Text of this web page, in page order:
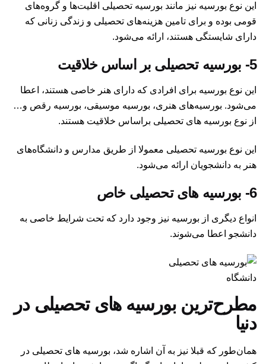
این نوع بورسیه نیز مانند بورسیه تحصیلی اقلیت‌ها و گروه‌های
قومی بوده و برای تامین هزینه‌های تحصیلی و زندگی زنانی که
دارای شایستگی هستند، ارائه می‌شود.
5- بورسیه تحصیلی بر اساس خلاقیت
این نوع بورسیه برای افرادی که دارای هنر خاصی هستند، اعطا
می‌شود. بورسیه‌های هنری، بورسیه موسیقی، بورسیه رقص و…
از نوع بورسیه های تحصیلی براساس خلاقیت هستند.
این نوع بورسیه تحصیلی معمولا از طریق مدارس و دانشگاه‌های
هنر به دانشجویان ارائه می‌شود.
6- بورسیه های تحصیلی خاص
انواع دیگری از بورسیه نیز وجود دارد که تحت شرایط خاصی به
دانشجو اعطا می‌شوند.
دانشگاه
مطرح‌ترین بورسیه های تحصیلی در
دنیا
همان‌طور که قبلا نیز به آن اشاره شد، بورسیه های تحصیلی در